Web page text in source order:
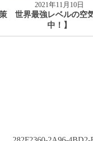
2021年11月10日
策 世界最強レベルの
中！】